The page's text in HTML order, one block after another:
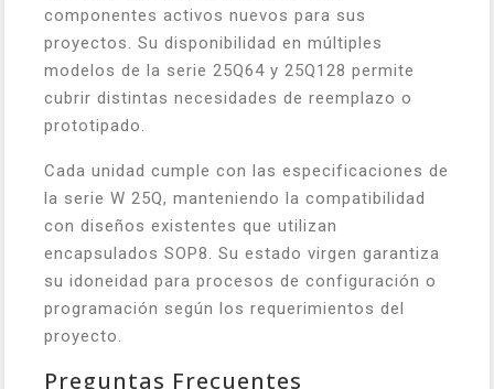
componentes activos nuevos para sus
proyectos. Su disponibilidad en múltiples
modelos de la serie 25Q64 y 25Q128 permite
cubrir distintas necesidades de reemplazo o
prototipado.
Cada unidad cumple con las especificaciones de
la serie W 25Q, manteniendo la compatibilidad
con diseños existentes que utilizan
encapsulados SOP8. Su estado virgen garantiza
su idoneidad para procesos de configuración o
programación según los requerimientos del
proyecto.
Preguntas Frecuentes